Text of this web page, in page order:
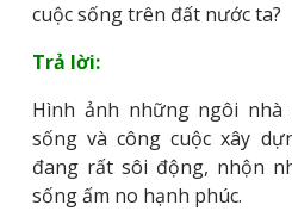
cuộc sống trên đất nước ta?
Trả lời:
Hình ảnh những ngôi
sống và công cuộc xây
đang rất sôi động, nhộn
sống ấm no hạnh phúc.